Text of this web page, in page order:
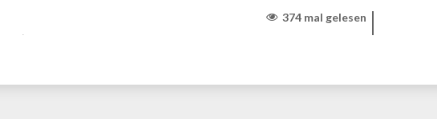
374 mal gelesen
$_ in